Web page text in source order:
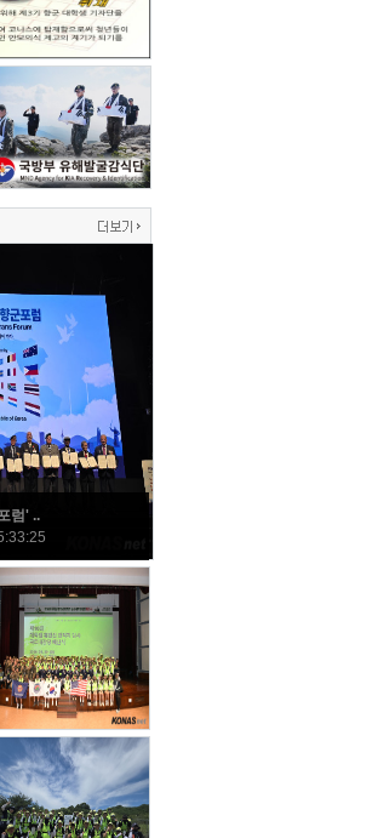
럼' ..